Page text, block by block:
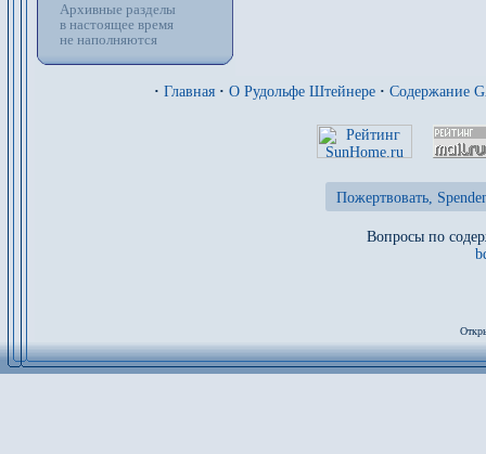
Архивные разделы
в настоящее время
не наполняются
· Главная · О Рудольфе Штейнере · Содержание
Пожертвовать,
Вопросы по